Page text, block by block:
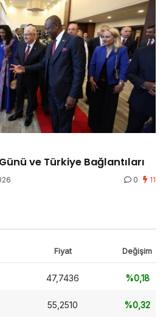
ve Türkiye Bağlantıları
0 11
Fiyat Değişim
47,7436 %0,18
55,2510 %0,32